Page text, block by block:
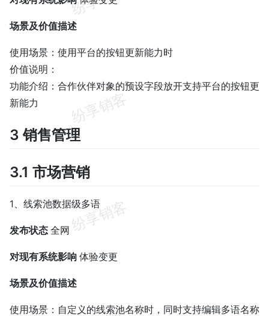
场景及价值描述
使用场景：使用平台的按钮更新能力时
价值说明：
功能介绍：合作伙伴对象的预设字段放开支持平台的按钮更
新能力
3 销售管理
3.1 市场营销
1、线索池数据级多语
发布状态 全网
对现有系统影响 体验变更
场景及价值描述
使用场景：自定义的线索池名称时，同时支持编辑多语名称